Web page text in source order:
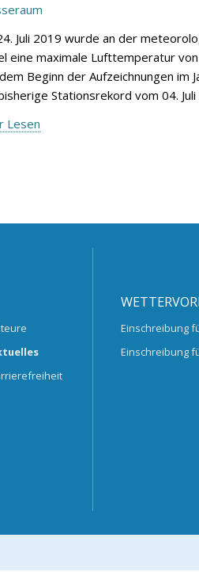
Juli 2019 wurde an der
eine maximale Lufttemperatur
Beginn der Aufzeichnungen im
Stationsrekord vom 04.
Lesen
Einschreibung
Einschreibung